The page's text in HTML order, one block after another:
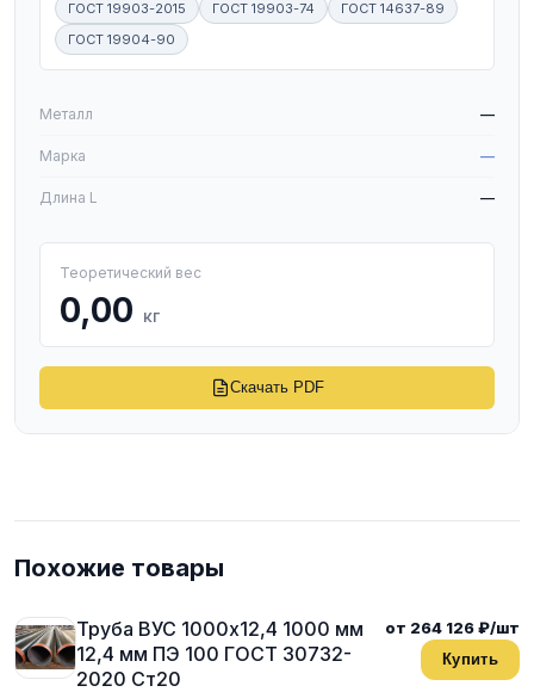
ГОСТ 19903-2015 ГОСТ 19903-74
ГОСТ 14637-89
ГОСТ 19904-90
Металл —
Марка —
Длина L —
Теоретический вес
0,00 кг
Скачать PDF
Похожие товары
Труба ВУС 1000х12,4 1000 мм
12,4 мм ПЭ 100 ГОСТ 30732-
2020 Ст20
от 264 126 ₽/шт
Купить